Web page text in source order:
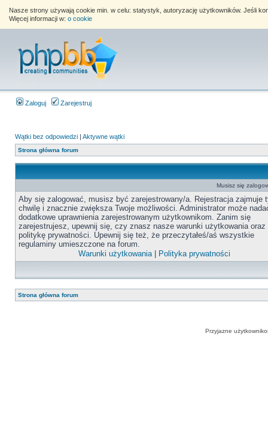
Nasze strony używają cookie min. w celu: statystyk, autoryzację użytkowników. Jeśli
Więcej informacji w: o cookie
Zaloguj Zarejestruj
Wątki bez odpowiedzi | Aktywne wątki
Strona główna forum
Musisz się
Aby się zalogować, musisz być zarejestrowany/a. Rejestracja zajmuje
chwilę i znacznie zwiększa Twoje możliwości. Administrator może
dodatkowe uprawnienia zarejestrowanym użytkownikom. Zanim się
zarejestrujesz, upewnij się, czy znasz nasze warunki użytkowania oraz
politykę prywatności. Upewnij się też, że przeczytałeś/aś wszystkie
regulaminy umieszczone na forum.
Warunki użytkowania| Polityka prywatności
Strona główna forum
Przyjazne